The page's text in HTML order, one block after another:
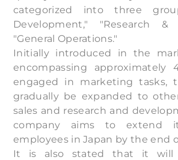
categorized into three
Development," "Research &
"General Operations."
Initially introduced in the
encompassing approximately
engaged in marketing tasks,
gradually be expanded to
sales and research and
company aims to extend
employees in Japan by the end
It is also stated that it will